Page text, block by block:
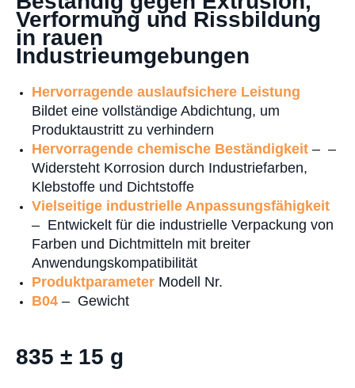
Verformung und Rissbildung
in rauen
Industrieumgebungen
Hervorragende auslaufsichere Leistung
Bildet eine vollständige Abdichtung, um
Produktaustritt zu verhindern
Hervorragende chemische Beständigkeit – –
Widersteht Korrosion durch Industriefarben,
Klebstoffe und Dichtstoffe
Vielseitige industrielle Anpassungsfähigkeit
– Entwickelt für die industrielle Verpackung von
Farben und Dichtmitteln mit breiter
Anwendungskompatibilität
Produktparameter Modell Nr.
B04 – Gewicht
835 ± 15 g